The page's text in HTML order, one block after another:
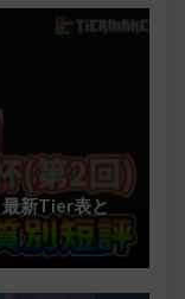
新Tier表と